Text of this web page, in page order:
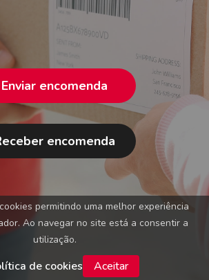
Enviar encomenda
encomenda
permitindo uma melhor experiência
Ao navegar no site está a consentir a
utilização.
de cookies Aceitar